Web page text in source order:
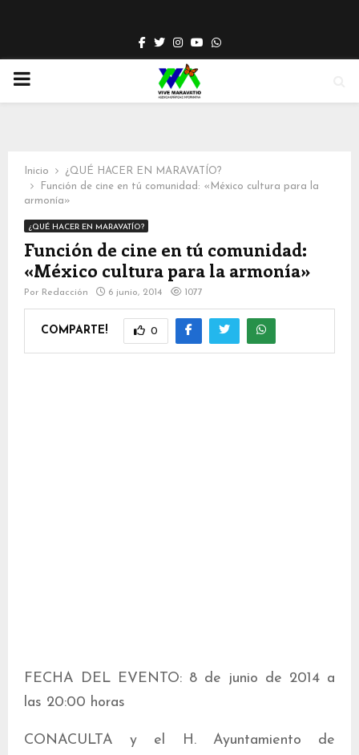
Facebook
TwitterInstagram
YoutubeWhatsapp
PRIMARY
Inicio
¿QUÉ HACER EN MARAVATÍO?
Función de cine en tú comunidad: «México cultura para la
armonía»
¿QUÉ HACER EN MARAVATÍO?
Función de cine en tú comunidad:
«México cultura para la armonía»
Por Redacción 6 junio, 2014 1077
COMPARTE! 0
FECHA DEL EVENTO: 8 de junio de 2014 a
las 20:00 horas
CONACULTA y el H. Ayuntamiento de